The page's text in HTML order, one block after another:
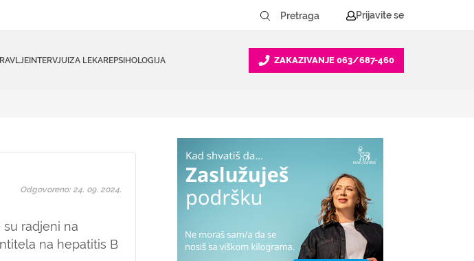
Prijavite se
INTERVJUIZA LEKAREPSIHOLOGIJA ZAKAZIVANJE 063/687-460
radjeni na
na hepatitis B
Odgovoreno: 24. 09. 2024.